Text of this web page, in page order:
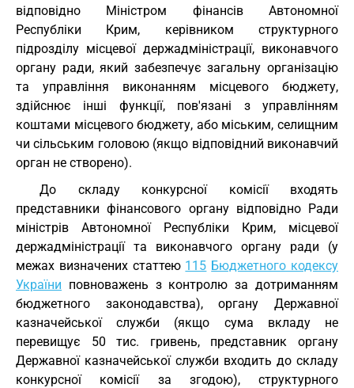
відповідно Міністром фінансів Автономної
Республіки Крим, керівником структурного
підрозділу місцевої держадміністрації, виконавчого
органу ради, який забезпечує загальну організацію
та управління виконанням місцевого бюджету,
здійснює інші функції, пов'язані з управлінням
коштами місцевого бюджету, або міським, селищним
чи сільським головою (якщо відповідний виконавчий
орган не створено).
До складу конкурсної комісії входять
представники фінансового органу відповідно Ради
міністрів Автономної Республіки Крим, місцевої
держадміністрації та виконавчого органу ради (у
межах визначених статтею 115 Бюджетного кодексу
України повноважень з контролю за дотриманням
бюджетного законодавства), органу Державної
казначейської служби (якщо сума вкладу не
перевищує 50 тис. гривень, представник органу
Державної казначейської служби входить до складу
конкурсної комісії за згодою), структурного